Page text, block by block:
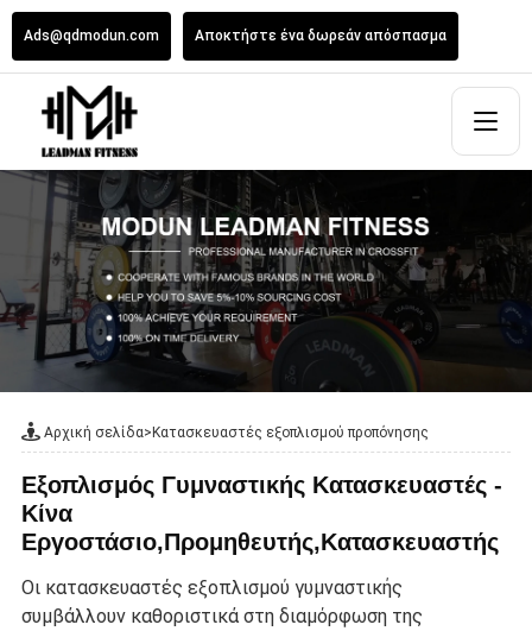
Ads@qdmodun.com Αποκτήστε ένα δωρεάν απόσπασμα
Αρχική σελίδα>Κατασκευαστές εξοπλισμού προπόνησης
Εξοπλισμός Γυμναστικής Κατασκευαστές -
Κίνα
Εργοστάσιο,Προμηθευτής,Κατασκευαστής
Οι κατασκευαστές εξοπλισμού γυμναστικής
συμβάλλουν καθοριστικά στη διαμόρφωση της